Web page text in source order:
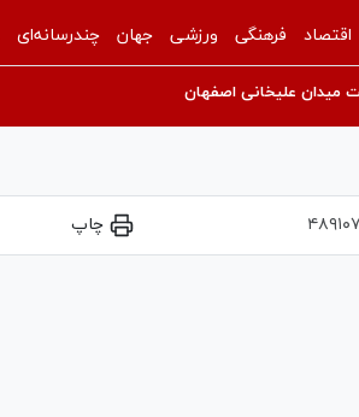
اقتصاد فرهنگی ورزشی جهان چندرسانه‌ای
میدان علیخانی اصفهان
چاپ